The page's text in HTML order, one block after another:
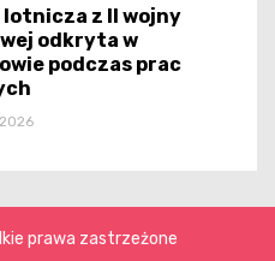
lotnicza z II wojny
odkryta w
podczas prac
prawa zastrzeżone